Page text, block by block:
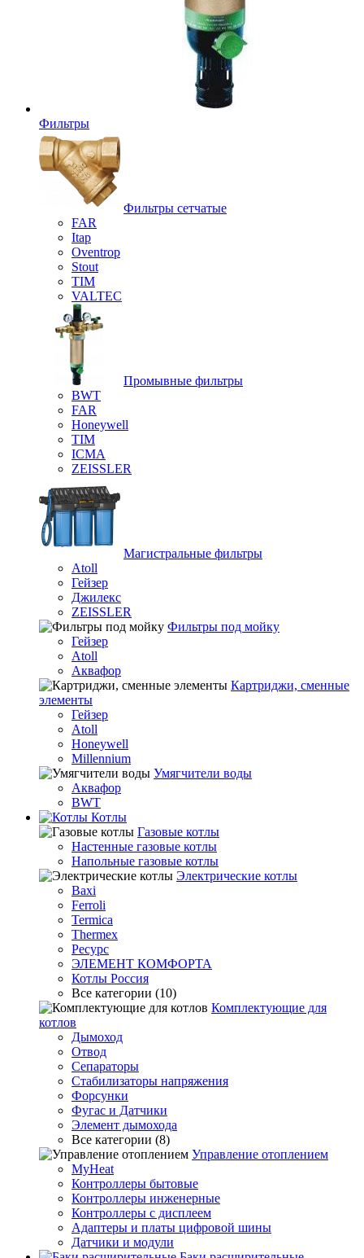
Фильтры
Фильтры сетчатые
FAR
Itap
Oventrop
Stout
TIM
VALTEC
Промывные фильтры
BWT
FAR
Honeywell
TIM
ICMA
ZEISSLER
Магистральные фильтры
Atoll
Гейзер
Джилекс
ZEISSLER
Фильтры под мойку
Гейзер
Atoll
Аквафор
Картриджи, сменные
элементы
Гейзер
Atoll
Honeywell
Millennium
Умягчители воды
Аквафор
BWT
Котлы
Гaзовые котлы
Настенные газовые котлы
Напольные газовые котлы
Электрические котлы
Baxi
Ferroli
Termica
Thermex
Ресурс
ЭЛЕМЕНТ КОМФОРТА
Котлы Россия
Все категории (10)
Комплектующие для
котлов
Дымоход
Отвод
Сепараторы
Стабилизаторы напряжения
Форсунки
Фугас и Датчики
Элемент дымохода
Все категории (8)
Управление отоплением
MyHeat
Контроллеры бытовые
Контроллеры инженерные
Контроллеры с дисплеем
Адаптеры и платы цифровой шины
Датчики и модули